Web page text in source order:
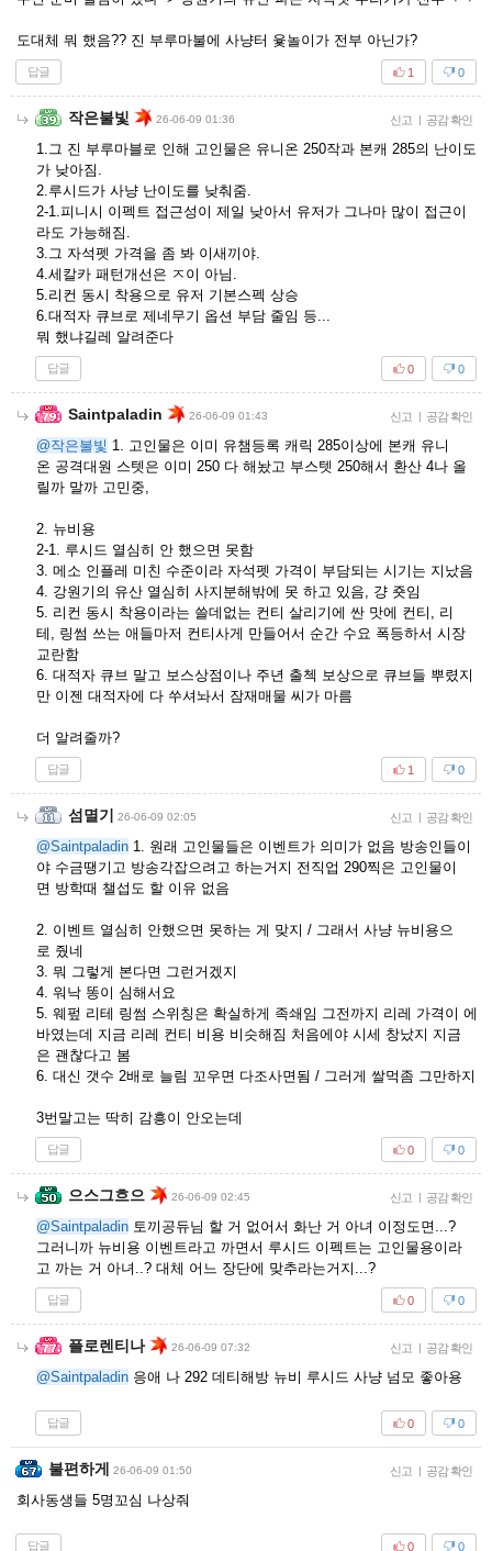
도대체 뭐 했음?? 진 부루마불에 사냥터 윷놀이가 전부 아닌가?
답글 0
1
작은불빛 26-06-09 01:36 신고 | 공감 확인
1.그 진 부루마블로 인해 고인물은 유니온 250작과 본캐 285의 난이도
가 낮아짐.
2.루시드가 사냥 난이도를 낮춰줌.
2-1.피니시 이펙트 접근성이 제일 낮아서 유저가 그나마 많이 접근이
라도 가능해짐.
3.그 자석펫 가격을 좀 봐 이새끼야.
4.세칼카 패턴개선은 ㅈ이 아님.
5.리컨 동시 착용으로 유저 기본스펙 상승
6.대적자 큐브로 제네무기 옵션 부담 줄임 등...
뭐 했냐길레 알려준다
답글 0
0
Saintpaladin 26-06-09 01:43 신고 | 공감 확인
@작은불빛 1. 고인물은 이미 유챔등록 캐릭 285이상에 본캐 유니
온 공격대원 스텟은 이미 250 다 해놨고 부스텟 250해서 환산 4나 올
릴까 말까 고민중,
2. 뉴비용
2-1. 루시드 열심히 안 했으면 못함
3. 메소 인플레 미친 수준이라 자석펫 가격이 부담되는 시기는 지났음
4. 강원기의 유산 열심히 사지분해밖에 못 하고 있음, 걍 죳임
5. 리컨 동시 착용이라는 쓸데없는 컨티 살리기에 싼 맛에 컨티, 리
테, 링썸 쓰는 애들마저 컨티사게 만들어서 순간 수요 폭등하서 시장
교란함
6. 대적자 큐브 말고 보스상점이나 주년 출첵 보상으로 큐브들 뿌렸지
만 이젠 대적자에 다 쑤셔놔서 잠재매물 씨가 마름
더 알려줄까?
답글 0
1
섬멸기 26-06-09 02:05 신고 | 공감 확인
@Saintpaladin 1. 원래 고인물들은 이벤트가 의미가 없음 방송인들이
야 수금땡기고 방송각잡으려고 하는거지 전직업 290찍은 고인물이
면 방학때 챌섭도 할 이유 없음
2. 이벤트 열심히 안했으면 못하는 게 맞지 / 그래서 사냥 뉴비용으
로 줬네
3. 뭐 그렇게 본다면 그런거겠지
4. 워낙 똥이 심해서요
5. 웨펖 리테 링썸 스위칭은 확실하게 족쇄임 그전까지 리레 가격이 에
바였는데 지금 리레 컨티 비용 비슷해짐 처음에야 시세 창났지 지금
은 괜찮다고 봄
6. 대신 갯수 2배로 늘림 꼬우면 다조사면됨 / 그러게 쌀먹좀 그만하지
3번말고는 딱히 감흥이 안오는데
답글 0
0
으스그흐으 26-06-09 02:45 신고 | 공감 확인
@Saintpaladin 토끼공듀님 할 거 없어서 화난 거 아녀 이정도면...?
그러니까 뉴비용 이벤트라고 까면서 루시드 이펙트는 고인물용이라
고 까는 거 아녀..? 대체 어느 장단에 맞추라는거지...?
답글 0
0
플로렌티나 26-06-09 07:32 신고 | 공감 확인
@Saintpaladin 응애 나 292 데티해방 뉴비 루시드 사냥 넘모 좋아용
답글 0
0
불편하게 26-06-09 01:50 신고 | 공감 확인
회사동생들 5명꼬심 나상줘
답글 0
0